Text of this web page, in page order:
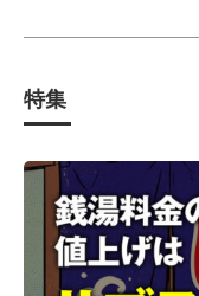
特集